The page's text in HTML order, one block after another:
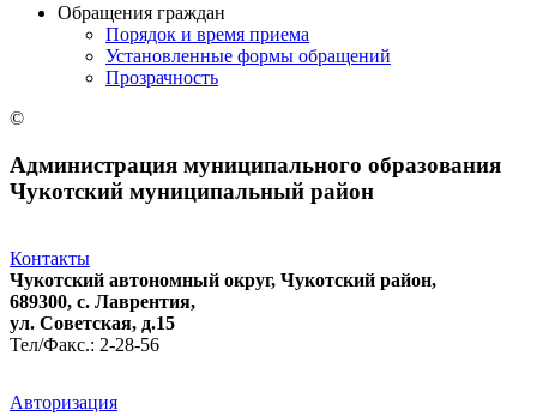
Обращения граждан
Порядок и время приема
Установленные формы обращений
Прозрачность
©
Администрация муниципального образования
Чукотский муниципальный район
Контакты
Чукотский автономный округ, Чукотский район,
689300, с. Лаврентия,
ул. Советская, д.15
Тел/Факс.: 2-28-56
Авторизация